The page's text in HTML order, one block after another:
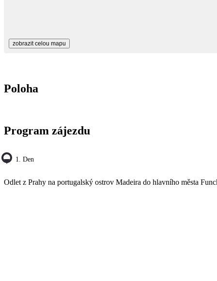
zobrazit celou mapu
Poloha
Program zájezdu
1. Den
Odlet z Prahy na portugalský ostrov Madeira do hlavního města